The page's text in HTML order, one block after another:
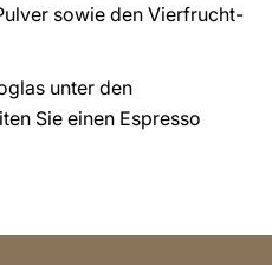
sowie den Vierfrucht-
unter den
Sie einen Espresso